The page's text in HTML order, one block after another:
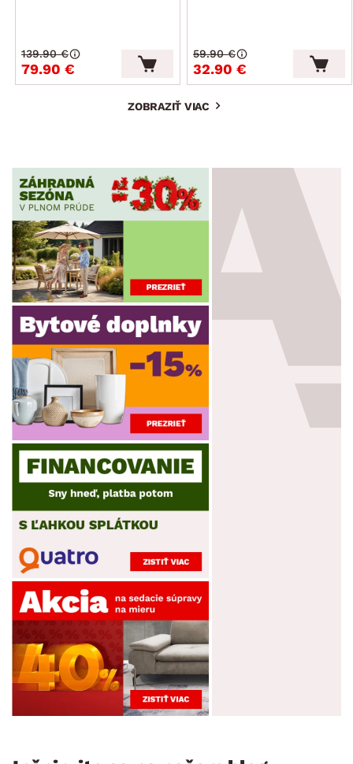
79.90 €
139.90 €
32.90 €
59.90 €
ZOBRAZIŤ VIAC